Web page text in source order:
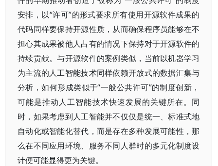
安排，以“许可”的形式要求所有使用开源软件成果的
代码同样要保持开源性质，从而确保程序员能够在不
担心其成果被他人占有的情况下保持对于开源软件的
持续贡献。与开源软件的案例类似，当前以机器学习
为主流的人工智能技术同样依赖开放式的数据汇集与
分析，如何形成类似于“一般公共许可”的制度创新，
可能是推动人工智能技术快速发展的关键所在。同
时，如果考虑到人工智能并不仅仅是统一、标准式地
自动化或智能化替代，而是存在多种发展可能性，那
么在不同应用环境、服务不同人群时的多元化制度设
计便可能显得更为关键。